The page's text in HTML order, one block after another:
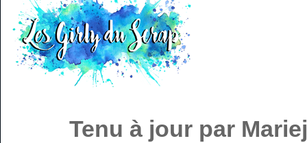
Tenu à jour par